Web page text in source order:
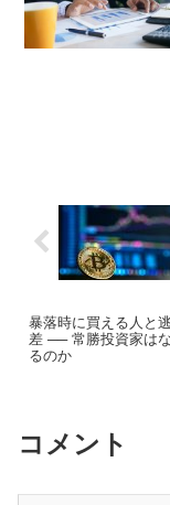
暴落時に買える人と
差 ── 常勝投資家は
るのか
コメント